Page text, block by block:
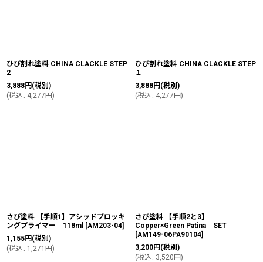
ひび割れ塗料 CHINA CLACKLE STEP
2
3,888円 (税別)
(税込 : 4,277円)
ひび割れ塗料 CHINA CLACKLE STEP
１
3,888円 (税別)
(税込 : 4,277円)
さび塗料 【手順1】アシッドブロッキ
ングプライマー 118ml [AM203-04]
1,155円 (税別)
(税込 : 1,271 円)
さび塗料 【手順2と3】
Copper×Green Patina SET
[AM149-06PA90104]
3,200円 (税別)
(税込 : 3,520円)